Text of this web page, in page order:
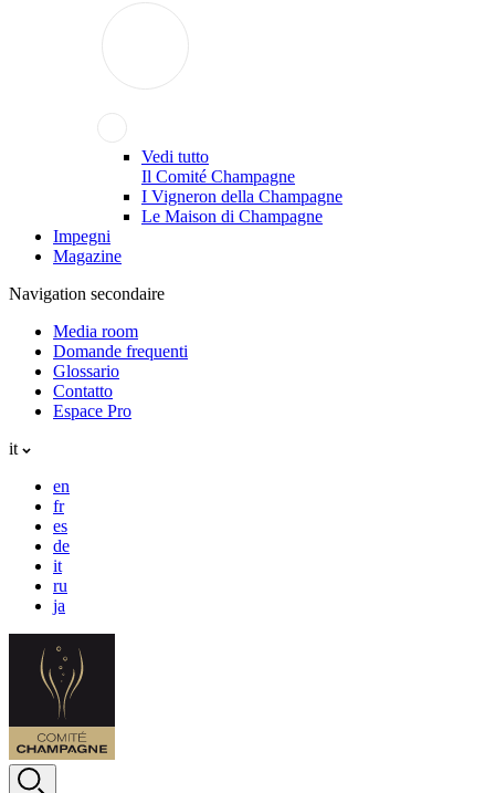
Vedi tutto
Il Comité Champagne
I Vigneron della Champagne
Le Maison di Champagne
Impegni
Magazine
Navigation secondaire
Media room
Domande frequenti
Glossario
Contatto
Espace Pro
it
en
fr
es
de
it
ru
ja